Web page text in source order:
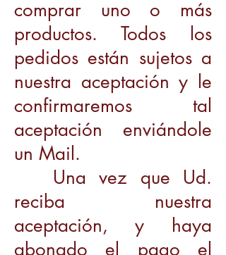
comprar uno o más
productos. Todos los
pedidos están sujetos a
nuestra aceptación y le
confirmaremos tal
aceptación enviándole
un Mail.
Una vez que Ud.
reciba nuestra
aceptación, y haya
abonado el pago el